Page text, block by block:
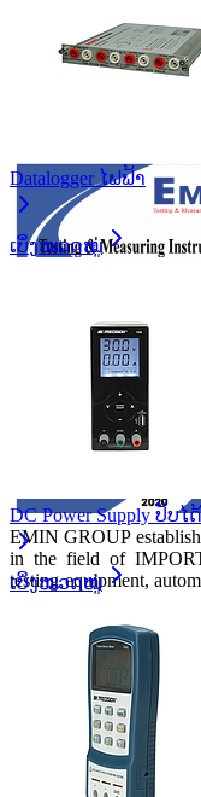
's product
- Power supplies and
- Signal generators
- Component testers
EMIN became
EMIN GROUP
in the field of
testing equipment,
tools, etc in Vietnam
always proud to be the
known manufacturers
Keysight, Chauvin-
Insize, Flir, Protek, and
Main products:
Measuring & testing
Datalogger ໄຟຟ້າ
ເບິ່ງໝວດໝູ່
DC Power Supply ປັບໄ
ເບິ່ງໝວດໝູ່